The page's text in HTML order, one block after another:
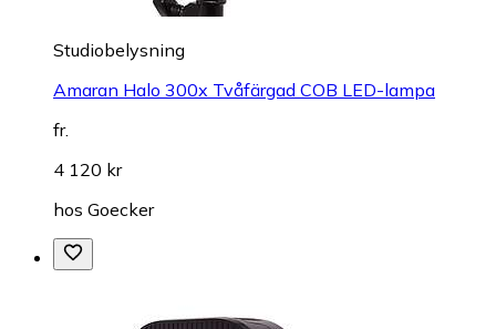
Studiobelysning
Amaran Halo 300x Tvåfärgad COB LED-lampa
fr.
4 120 kr
hos Goecker